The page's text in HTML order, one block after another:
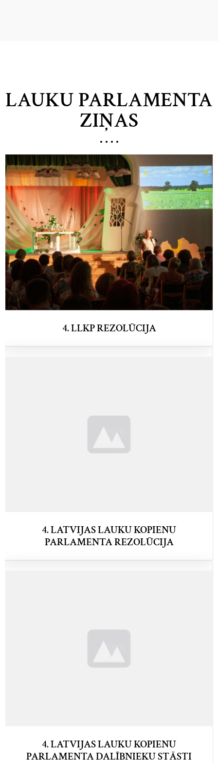
LAUKU PARLAMENTA
ZIŅAS
4. LLKP REZOLŪCIJA
4. LATVIJAS LAUKU KOPIENU
PARLAMENTA REZOLŪCIJA
4. LATVIJAS LAUKU KOPIENU
PARLAMENTA DALĪBNIEKU STĀSTI